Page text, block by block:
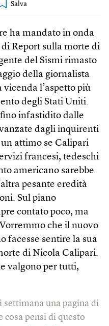
ha mandato in onda
Report sulla morte di
del Sismi rimasto
della giornalista
l’aspetto più
degli Stati Uniti.
infastidito dalle
dagli inquirenti
attimo se Calipari
francesi, tedeschi
americano sarebbe
pesante eredità
Sul piano
contato poco, ma
che il nuovo
facesse sentire la sua
di Nicola Calipari.
valgono per tutti,
una pagina di
cosa pensi di questo